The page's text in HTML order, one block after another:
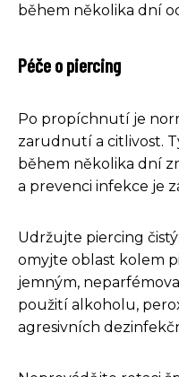
během několika dní
Péče o piercing
Po propíchnutí je
zarudnutí a citlivost.
během několika dní
a prevenci infekce je
Udržujte piercing
omyjte oblast kolem
jemným,
použití alkoholu,
agresivních